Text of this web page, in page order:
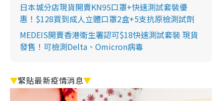
日本城分店現貨開賣KN95口罩+快速測試套裝優
惠！$128買到成人立體口罩2盒+5支抗原檢測試劑
MEDEIS開賣香港衛生署認可$18快速測試套裝 現貨
發售！可檢測Delta、Omicron病毒
▼緊貼最新疫情消息▼